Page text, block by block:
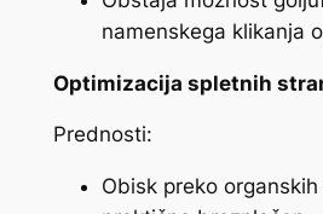
namenskega klikanja
Optimizacija spletnih
Prednosti:
Obisk preko